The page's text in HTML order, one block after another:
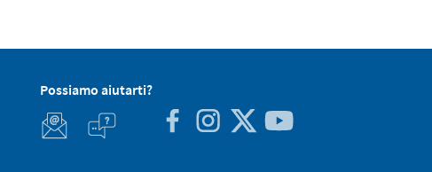
Possiamo aiutarti?